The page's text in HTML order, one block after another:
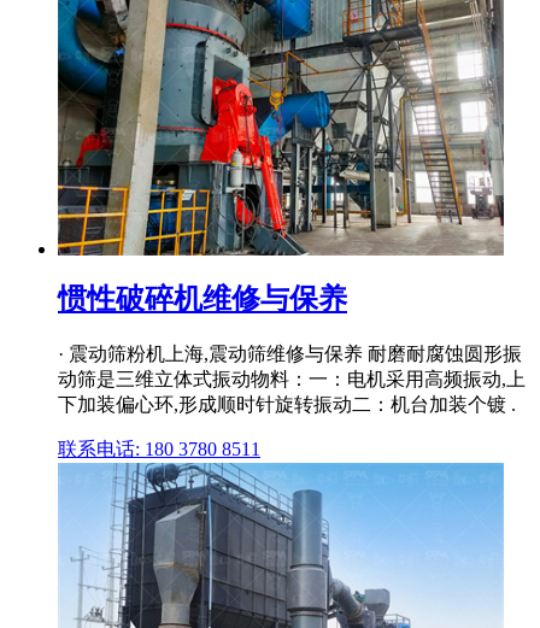
惯性破碎机维修与保养
· 震动筛粉机上海,震动筛维修与保养 耐磨耐腐蚀圆形振
动筛是三维立体式振动物料：一：电机采用高频振动,上
下加装偏心环,形成顺时针旋转振动二：机台加装个镀 .
联系电话: 180 3780 8511